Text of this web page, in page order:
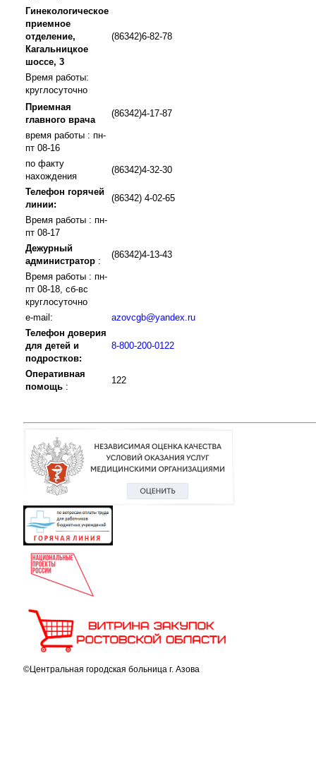
Гинекологическое
приемное
отделение,
Кагальницкое
шоссе, 3
(86342)6-82-78
Время работы:
круглосуточно
Приемная
главного врача
(86342)4-17-87
время работы : пн-
пт 08-16
по факту
нахождения
(86342)4-32-30
Телефон горячей
линии:
(86342) 4-02-65
Время работы : пн-
пт 08-17
Дежурный
администратор :
(86342)4-13-43
Время работы : пн-
пт 08-18, сб-вс
круглосуточно
e-mail:
azovcgb@yandex.ru
Телефон доверия
для детей и
подростков:
8-800-200-0122
Оперативная
помощь :
122
©Центральная городская больница г. Азова